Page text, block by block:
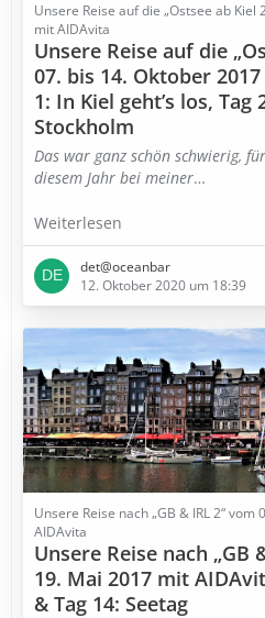
Unsere Reise auf die „Ostsee ab Kiel
mit AIDAvita
Unsere Reise auf die
07. bis 14. Oktober
1: In Kiel geht’s los, Tag
Stockholm
Das war ganz schön schwierig,
diesem Jahr bei meiner…
Weiterlesen
det@oceanbar
12. Oktober 2020 um 18:39
Unsere Reise nach „GB & IRL 2“
AIDAvita
Unsere Reise nach „GB
19. Mai 2017 mit
& Tag 14: Seetag